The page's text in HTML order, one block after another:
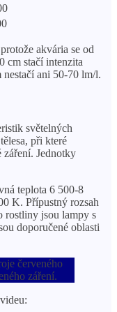
akvária se od
cm stačí intenzita
ani 50-70 lm/l.
světelných
při které
záření. Jednotky
teplota 6 500-8
K. Přípustný rozsah
rostliny jsou lampy s
doporučené oblasti
červeného
záření.